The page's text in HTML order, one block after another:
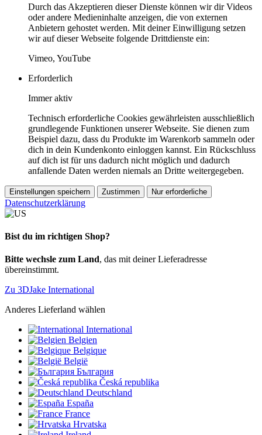
Durch das Akzeptieren dieser Dienste können wir dir Videos
oder andere Medieninhalte anzeigen, die von externen
Anbietern gehostet werden. Mit deiner Einwilligung setzen
wir auf dieser Webseite folgende Drittdienste ein:
Vimeo, YouTube
Erforderlich
Immer aktiv
Technisch erforderliche Cookies gewährleisten ausschließlich
grundlegende Funktionen unserer Webseite. Sie dienen zum
Beispiel dazu, dass du Produkte im Warenkorb sammeln oder
dich in dein Kundenkonto einloggen kannst. Ein Rückschluss
auf dich ist für uns dadurch nicht möglich und dadurch
anfallende Daten werden niemals an Dritte weitergegeben.
Einstellungen speichern Zustimmen Nur erforderliche
Datenschutzerklärung
Bist du im richtigen Shop?
Bitte wechsle zum Land, das mit deiner Lieferadresse
übereinstimmt.
Zu 3DJake International
Anderes Lieferland wählen
International
Belgien
Belgique
België
България
Česká republika
Deutschland
España
France
Hrvatska